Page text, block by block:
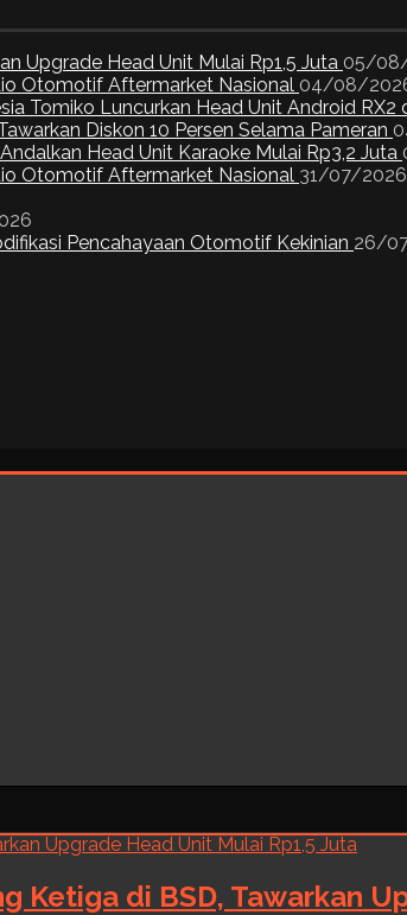
Upgrade Head Unit Mulai Rp1,5 Juta 05/
Otomotif Aftermarket Nasional 04/08/
Tomiko Luncurkan Head Unit Android RX2
Diskon 10 Persen Selama Pameran
Head Unit Karaoke Mulai Rp3,2 Juta
Otomotif Aftermarket Nasional 31/07/2026
Pencahayaan Otomotif Kekinian 26/
Ketiga di BSD, Tawarkan